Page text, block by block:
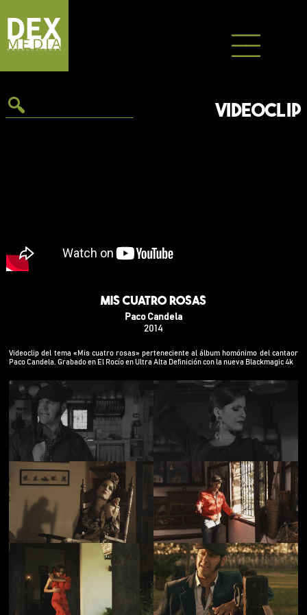
contenido
VIDEOCLIP
Mis cuatro rosas
Paco Candela
2014
Videoclip del tema «Mis cuatro rosas» perteneciente al álbum homónimo del cantaor
Paco Candela. Grabado en El Rocío en Ultra Alta Definición con la nueva Blackmagic 4k